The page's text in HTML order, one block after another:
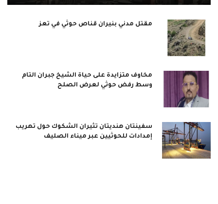
مقتل مدني بنيران قناص حوثي في تعز
مخاوف متزايدة على حياة الشيخ جبران التام
وسط رفض حوثي لعرض الصلح
سفينتان هنديتان تثيران الشكوك حول تهريب
إمدادات للحوثيين عبر ميناء الصليف